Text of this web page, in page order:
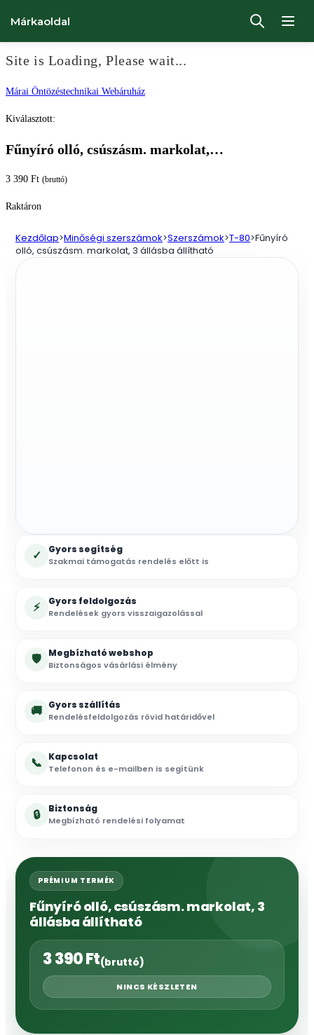
Site is Loading, Please wait...
Ugrás
Márai Öntözéstechnikai Webáruház
Márkaoldal
Kiválasztott:
Fűnyíró olló, csúszásm. markolat,…
3 390 Ft (bruttó)
Raktáron
Kezdőlap>Minőségi szerszámok>Szerszámok>T-80>Fűnyíró
olló, csúszásm. markolat, 3 állásba állítható
✓ Gyors segítség
Szakmai támogatás rendelés előtt is
⚡ Gyors feldolgozás
Rendelések gyors visszaigazolással
🛡 Megbízható webshop
Biztonságos vásárlási élmény
🚚 Gyors szállítás
Rendelésfeldolgozás rövid határidővel
📞 Kapcsolat
Telefonon és e-mailben is segítünk
🔒 Biztonság
Megbízható rendelési folyamat
PRÉMIUM TERMÉK
Fűnyíró olló, csúszásm. markolat, 3
állásba állítható
3 390Ft(bruttó)
NINCS KÉSZLETEN